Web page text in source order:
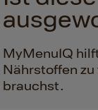
MyMenuIQ
Nährstoffen
brauchst.